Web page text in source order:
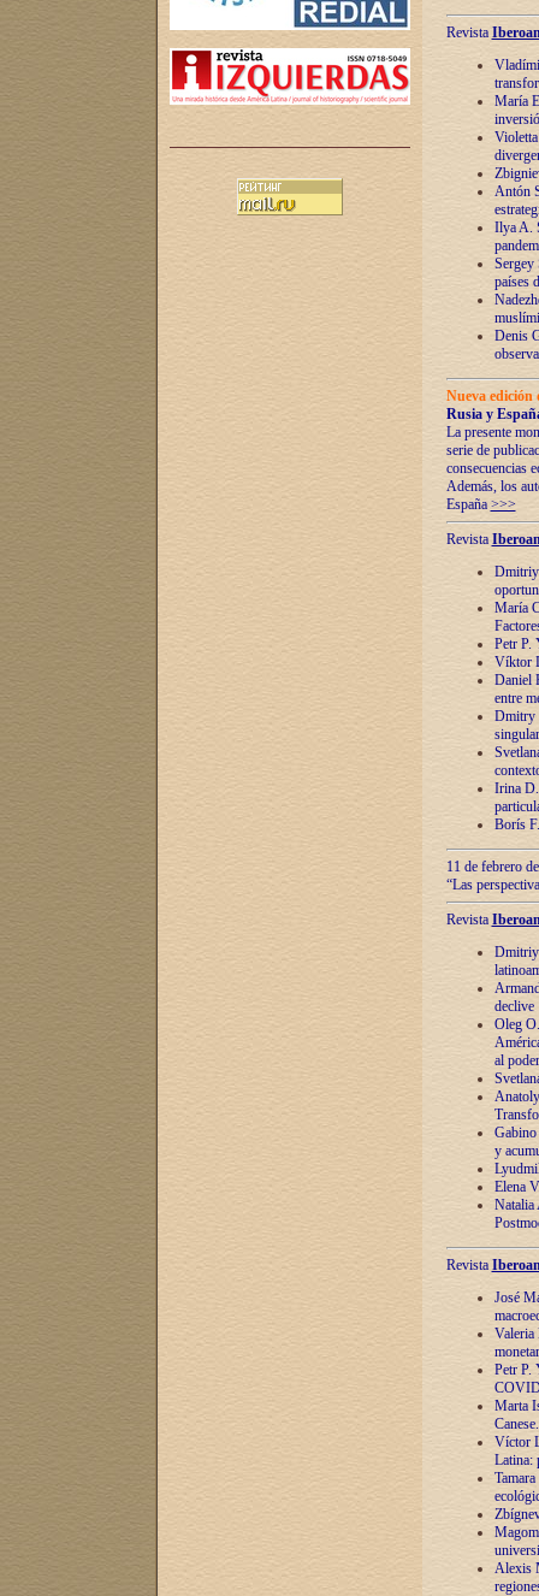
Revista
María
Antón
Ilya A.
Sergey
países
Denis
Nueva
Rusia y
La presente
serie de
consecuencias
Además, los
España >>>
Revista
Dmitriy
María
Petr P.
Víktor
Daniel
entre
Dmitry
Irina
Borís
11 de febrero
“Las
Revista
Dmitriy
declive
Oleg
al poder
y
Elena
Natalia
Revista
José
Valeria
Petr P.
Marta
Víctor
Latina:
Alexis